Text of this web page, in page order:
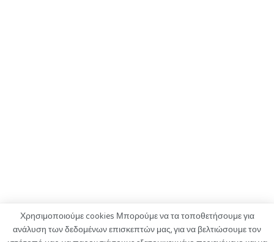
Χρησιμοποιούμε cookies Μπορούμε να τα τοποθετήσουμε για
ανάλυση των δεδομένων επισκεπτών μας, για να βελτιώσουμε τον